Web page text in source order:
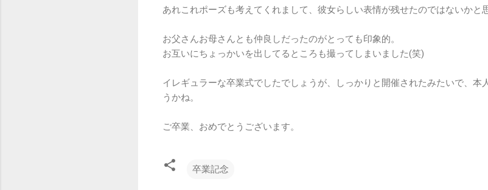
あれこれポーズも考えてくれまして、彼女らしい表情が残せたのではないかと
お父さんお母さんとも仲良しだったのがとっても印象的。
お互いにちょっかいを出してるところも撮ってしまいました(笑)
イレギュラーな卒業式でしたでしょうが、しっかりと開催されたみたいで、本
うかね。
ご卒業、おめでとうございます。
卒業記念